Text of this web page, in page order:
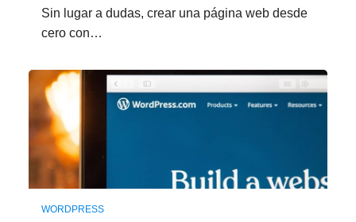
Sin lugar a dudas, crear una página web desde
cero con…
WORDPRESS